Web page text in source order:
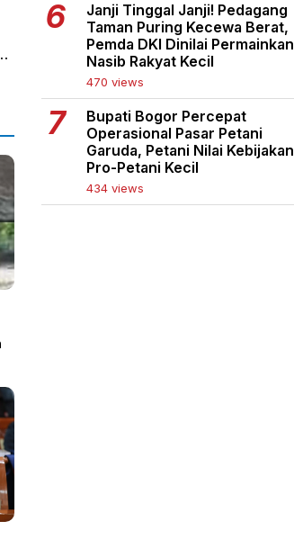
Janji Tinggal Janji! Pedagang
Taman Puring Kecewa Berat,
Pemda DKI Dinilai Permainkan
Nasib Rakyat Kecil
470 views
Bupati Bogor Percepat
Operasional Pasar Petani
Garuda, Petani Nilai Kebijakan
Pro-Petani Kecil
434 views